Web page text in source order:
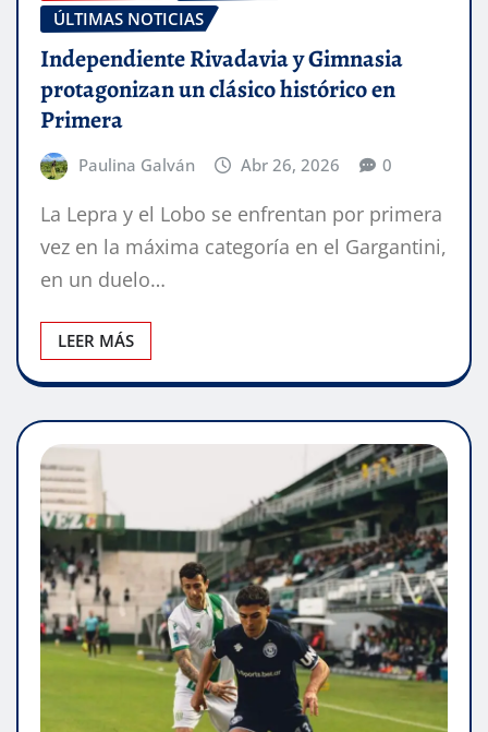
ÚLTIMAS NOTICIAS
Independiente Rivadavia y Gimnasia
protagonizan un clásico histórico en
Primera
Paulina Galván Abr 26, 2026 0
La Lepra y el Lobo se enfrentan por primera
vez en la máxima categoría en el Gargantini,
en un duelo…
LEER MÁS